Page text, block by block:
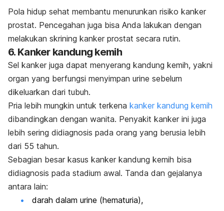
Pola hidup sehat membantu menurunkan risiko kanker
prostat. Pencegahan juga bisa Anda lakukan dengan
melakukan skrining kanker prostat secara rutin.
6. Kanker kandung kemih
Sel kanker juga dapat menyerang kandung kemih, yakni
organ yang berfungsi menyimpan urine sebelum
dikeluarkan dari tubuh.
Pria lebih mungkin untuk terkena kanker kandung kemih
dibandingkan dengan wanita. Penyakit kanker ini juga
lebih sering didiagnosis pada orang yang berusia lebih
dari 55 tahun.
Sebagian besar kasus kanker kandung kemih bisa
didiagnosis pada stadium awal. Tanda dan gejalanya
antara lain:
darah dalam urine (hematuria),